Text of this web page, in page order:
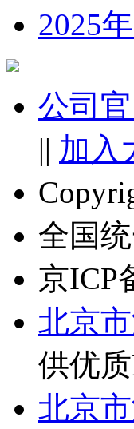
2025
公司
|| 加入
全国
京ICP
北京
供优
北京